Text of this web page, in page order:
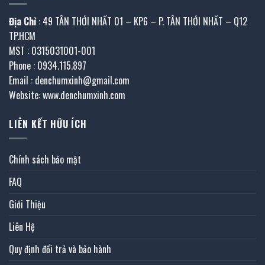
Địa Chỉ : 49 TÂN THỚI NHẤT 01 – KP6 – P. TÂN THỚI NHẤT – Q12
TP.HCM
MST : 0315031001-001
Phone : 0934.115.897
Email : denchumxinh@gmail.com
Website: www.denchumxinh.com
LIÊN KẾT HỮU ÍCH
Chính sách bảo mật
FAQ
Giới Thiệu
Liên Hệ
Quy định đổi trả và bảo hành